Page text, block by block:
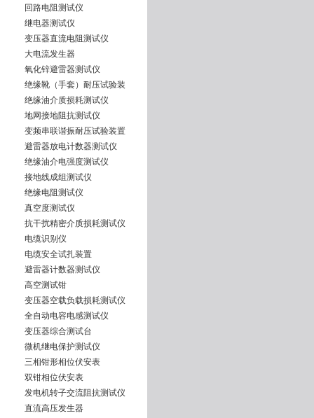
回路电阻测试仪
继电器测试仪
变压器直流电阻测试仪
大电流发生器
氧化锌避雷器测试仪
绝缘靴（手套）耐压试验装
绝缘油介质损耗测试仪
地网接地阻抗测试仪
变频串联谐振耐压试验装置
避雷器放电计数器测试仪
绝缘油介电强度测试仪
接地线成组测试仪
绝缘电阻测试仪
真空度测试仪
抗干扰精密介质损耗测试仪
电缆识别仪
电缆安全试扎装置
避雷器计数器测试仪
高空测试钳
变压器空载负载损耗测试仪
全自动电容电感测试仪
变压器综合测试台
微机继电保护测试仪
三相钳形相位伏安表
双钳相位伏安表
发电机转子交流阻抗测试仪
直流高压发生器